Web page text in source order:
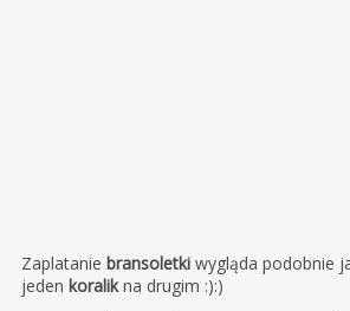
Zaplatanie bransoletkiwygląda podobnie
jeden koralikna drugim :):)